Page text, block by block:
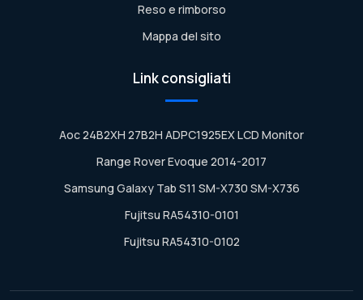
Reso e rimborso
Mappa del sito
Link consigliati
Aoc 24B2XH 27B2H ADPC1925EX LCD Monitor
Range Rover Evoque 2014-2017
Samsung Galaxy Tab S11 SM-X730 SM-X736
Fujitsu RA54310-0101
Fujitsu RA54310-0102